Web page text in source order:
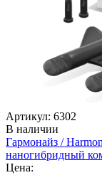
Артикул: 6302
В наличии
Гармонайз /
наногибридный
Цена: